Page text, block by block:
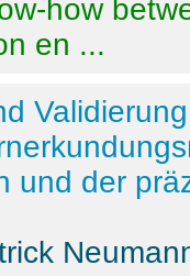
how
en ...
und der